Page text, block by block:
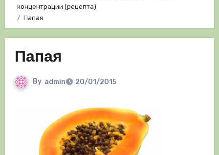
концентрации (рецепта)
Папая
Папая
By admin 20/01/2015